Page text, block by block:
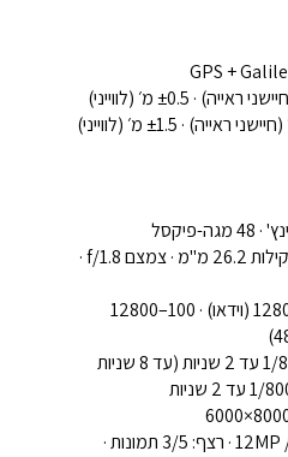
שדה ראייה ‏79° · שקילות ‏26.2 מ"מ · צמצם ‏f/1.8 ·
‏100–12800 (וידאו) · ‏100–12800
‏12MP: ‏1/8000 עד 2 שניות (עד 8 שניות
בודד: ‏12MP / 48MP · רצף: ‏3/5 תמונות ·